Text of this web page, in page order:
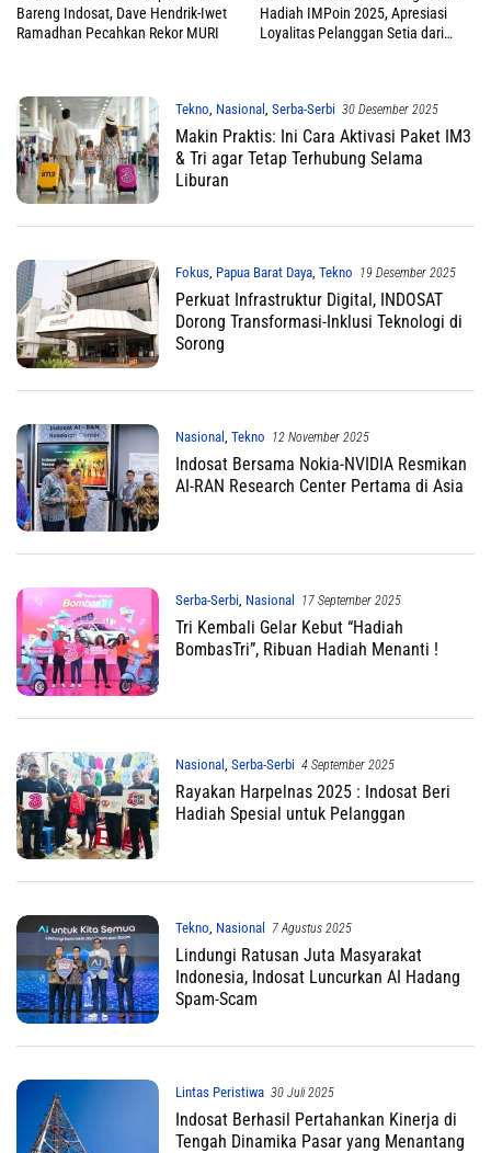
Bareng Indosat, Dave Hendrik-Iwet
Ramadhan Pecahkan Rekor MURI
Hadiah IMPoin 2025, Apresiasi
Loyalitas Pelanggan Setia dari
Tekno Nasional Serba-Serbi 30 Desember 2025
Makin Praktis: Ini Cara Aktivasi Paket IM3
& Tri agar Tetap Terhubung Selama
Liburan
Fokus, Papua Barat Daya, Tekno 19 Desember 2025
Perkuat Infrastruktur Digital, INDOSAT
Dorong Transformasi-Inklusi Teknologi di
Sorong
Nasional Tekno 12 November 2025
Indosat Bersama Nokia-NVIDIA Resmikan
AI-RAN Research Center Pertama di Asia
Serba-Serbi, Nasional 17 September 2025
Tri Kembali Gelar Kebut “Hadiah
BombasTri”, Ribuan Hadiah Menanti !
Nasional Serba-Serbi 4 September 2025
Rayakan Harpelnas 2025 : Indosat Beri
Hadiah Spesial untuk Pelanggan
Tekno, Nasional 7 Agustus 2025
Lindungi Ratusan Juta Masyarakat
Indonesia, Indosat Luncurkan AI Hadang
Spam-Scam
Lintas Peristiwa 30 Juli 2025
Indosat Berhasil Pertahankan Kinerja di
Tengah Dinamika Pasar yang Menantang